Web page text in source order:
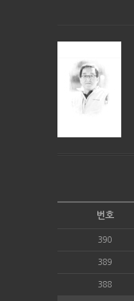
번호
390
389
388